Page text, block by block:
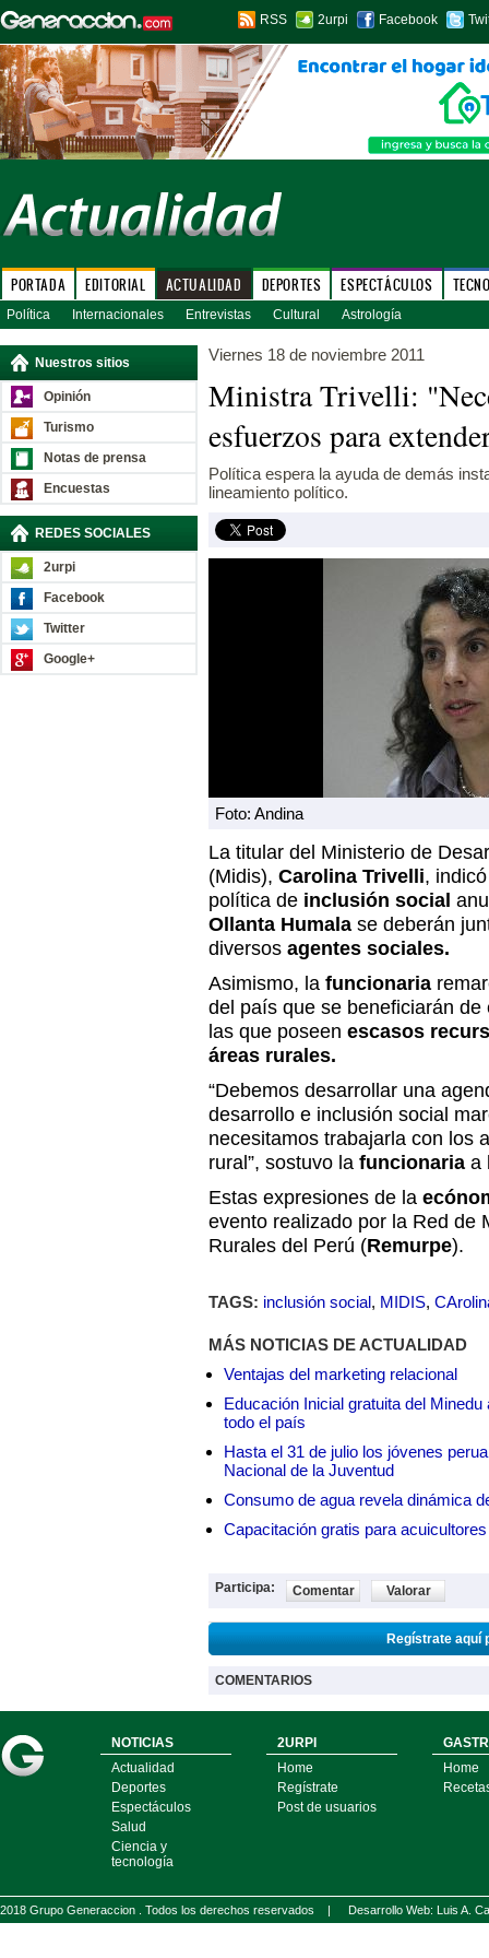
RSS 2urpi Facebook
PORTADA EDITORIAL ACTUALIDAD DEPORTES ESPECTÁCULOS
Política Internacionales Entrevistas Cultural Astrología
Nuestros sitios
Opinión
Turismo
Notas de prensa
Encuestas
REDES SOCIALES
2urpi
Facebook
Twitter
Google+
Viernes 18 de noviembre 2011
Ministra Trivelli:
esfuerzos para
Política espera la ayuda de demás
lineamiento político.
Foto: Andina
La titular del Ministerio de
(Midis), Carolina Trivelli,
política de inclusión social
Ollanta Humala se deberán
diversos agentes sociales.
Asimismo, la funcionaria
del país que se beneficiarán
las que poseen escasos
áreas rurales.
“Debemos desarrollar una
desarrollo e inclusión social
necesitamos trabajarla con los
rural”, sostuvo la funcionaria a
Estas expresiones de la
evento realizado por la Red de
Rurales del Perú (Remurpe).
TAGS: inclusión social, MIDIS,
MÁS NOTICIAS DE ACTUALIDAD
Ventajas del marketing relacional
Educación Inicial gratuita del
todo el país
Hasta el 31 de julio los jóvenes
Nacional de la Juventud
Consumo de agua revela dinámica
Capacitación gratis para
Participa: Comentar Valorar
Regístrate aquí
COMENTARIOS
NOTICIAS
Actualidad
Deportes
Espectáculos
Salud
Ciencia y
tecnología
2URPI
Home
Regístrate
Post de usuarios
Home
2018 Grupo Generaccion . Todos los derechos reservados | Desarrollo Web: Luis